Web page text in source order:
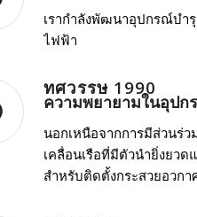
เรากำลังพัฒนาอุปกรณ์บำ
ไฟฟ้า
ทศวรรษ 1990
ความพยายามในอุป
นอกเหนือจากการมีส่วนร่
เคลื่อนเรือที่มีตัวนำยิ่งยว
สำหรับติดตั้งกระสวยอวกา